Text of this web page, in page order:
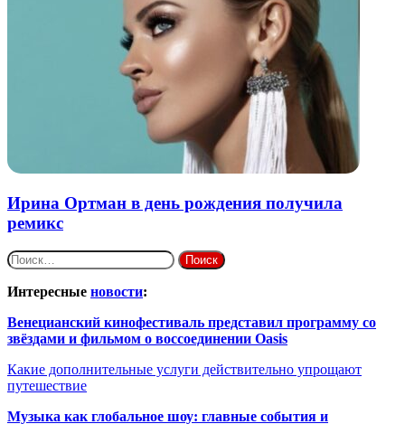
Ирина Ортман в день рождения получила
ремикс
Найти:
Интересные новости:
Венецианский кинофестиваль представил программу со
звёздами и фильмом о воссоединении Oasis
Какие дополнительные услуги действительно упрощают
путешествие
Музыка как глобальное шоу: главные события и